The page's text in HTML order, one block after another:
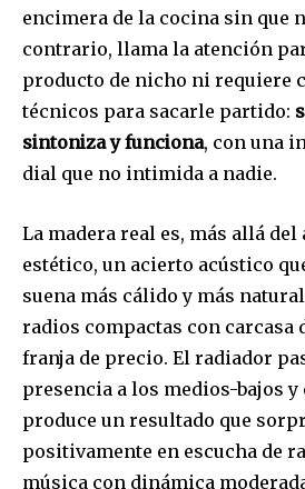
encimera de la cocina sin que
contrario, llama la atención
producto de nicho ni requiere
técnicos para sacarle partido:
sintoniza y funciona, con una
dial que no intimida a nadie.
La madera real es, más allá
estético, un acierto acústico
suena más cálido y más
radios compactas con carcasa
franja de precio. El radiador
presencia a los medios-bajos
produce un resultado que
positivamente en escucha de
música con dinámica